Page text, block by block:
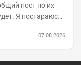
пост по их
07.08.2026